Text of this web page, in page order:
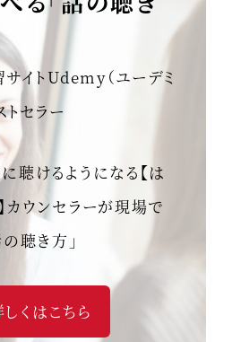
イトUdemy（ユーデミ
セラー
けるようになる【は
カウンセラーが現場で
聴き方」
くはこちら